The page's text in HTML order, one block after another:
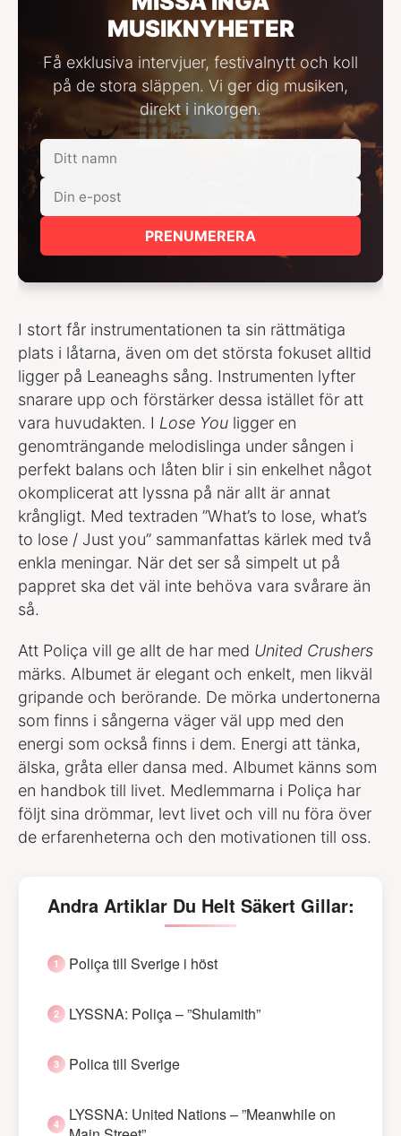
MUSIKNYHETER
Få exklusiva intervjuer, festivalnytt och koll
på de stora släppen. Vi ger dig musiken,
direkt i inkorgen.
PRENUMERERA
I stort får instrumentationen ta sin rättmätiga
plats i låtarna, även om det största fokuset alltid
ligger på Leaneaghs sång. Instrumenten lyfter
snarare upp och förstärker dessa istället för att
vara huvudakten. I Lose You ligger en
genomträngande melodislinga under sången i
perfekt balans och låten blir i sin enkelhet något
okomplicerat att lyssna på när allt är annat
krångligt. Med textraden ”What’s to lose, what’s
to lose / Just you” sammanfattas kärlek med två
enkla meningar. När det ser så simpelt ut på
pappret ska det väl inte behöva vara svårare än
så.
Att Poliça vill ge allt de har med United Crushers
märks. Albumet är elegant och enkelt, men likväl
gripande och berörande. De mörka undertonerna
som finns i sångerna väger väl upp med den
energi som också finns i dem. Energi att tänka,
älska, gråta eller dansa med. Albumet känns som
en handbok till livet. Medlemmarna i Poliça har
följt sina drömmar, levt livet och vill nu föra över
de erfarenheterna och den motivationen till oss.
Andra Artiklar Du Helt Säkert Gillar:
Poliça till Sverige i höst
LYSSNA: Poliça – ”Shulamith”
Polica till Sverige
LYSSNA: United Nations – ”Meanwhile on